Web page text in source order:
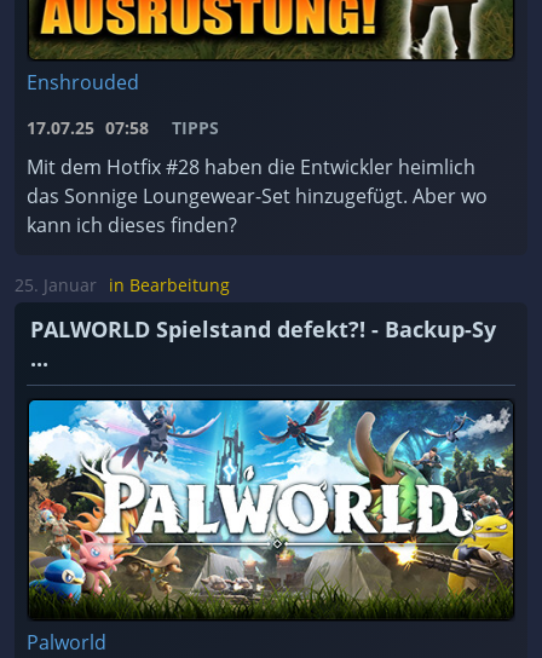
Enshrouded
17.07.25 07:58 TIPPS
Mit dem Hotfix #28 haben die Entwickler heimlich
das Sonnige Loungewear-Set hinzugefügt. Aber wo
kann ich dieses finden?
25. Januar in Bearbeitung
PALWORLD Spielstand defekt?! - Backup-Sy
...
Palworld